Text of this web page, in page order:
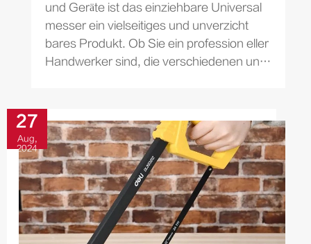
und Geräte ist das einziehbare Universal
messer ein vielseitiges und unverzicht
bares Produkt. Ob Sie ein profession eller
Handwerker sind, die verschiedenen uns
27
Aug,
2024